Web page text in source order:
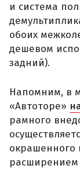
и система
обоих
дешевом
задний).
Напомним, в
«Автоторе»
рамного
окрашенного
расширением